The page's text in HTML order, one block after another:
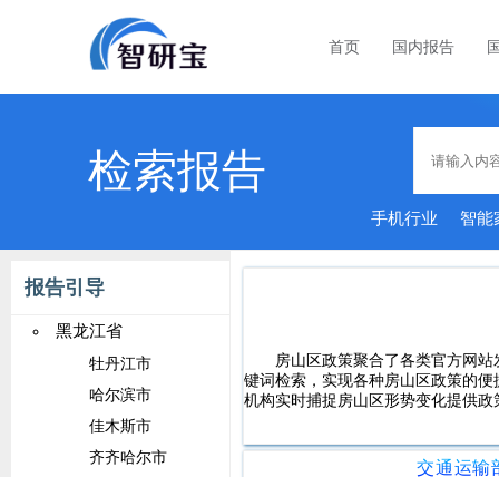
首页 国内报告
检索报告
手机行业 智能
育培训
报告引导
黑龙江省
牡丹江市
哈尔滨市
佳木斯市
齐齐哈尔市
房山区政策聚合了各类官方网
键词检索，实现各种房山区政策的
机构实时捕捉房山区形势变化提供政